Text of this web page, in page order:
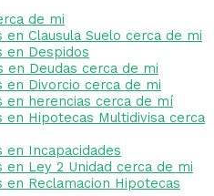
de mi
Clausula Suelo cerca de mi
en Despidos
en Deudas cerca de mi
en Divorcio cerca de mi
en herencias cerca de mí
en Hipotecas Multidivisa cerca
en Incapacidades
en Ley 2 Unidad cerca de mi
en Reclamacion Hipotecas